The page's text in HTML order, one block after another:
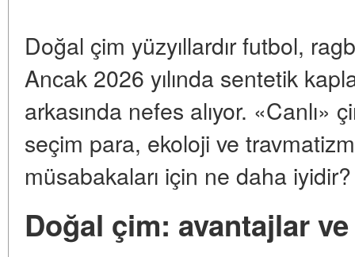
Doğal çim yüzyıllardır futbol,
Ancak 2026 yılında sentetik
arkasında nefes alıyor. «Canlı»
seçim para, ekoloji ve
müsabakaları için ne daha iyidir?
Doğal çim: avantajlar